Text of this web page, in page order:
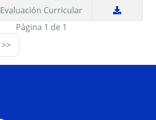
Evaluación Curricular
Página 1 de 1
>>